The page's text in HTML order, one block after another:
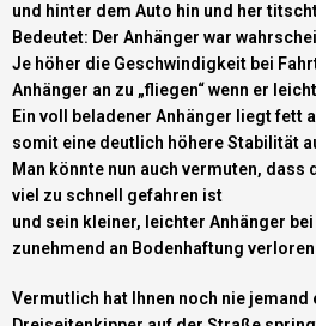
und hinter dem Auto hin und her
Bedeutet: Der Anhänger war
Je höher die Geschwindigkeit bei
Anhänger an zu „fliegen“ wenn er
Ein voll beladener Anhänger liegt fett
somit eine deutlich höhere Stabilität
Man könnte nun auch vermuten, dass
viel zu schnell gefahren ist
und sein kleiner, leichter Anhänger
zunehmend an Bodenhaftung
Vermutlich hat Ihnen noch nie